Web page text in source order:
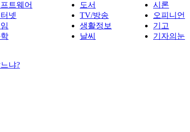
트웨어
넷
도서
TV/방송
생활정보
날씨
시론
오피니언
기고
기자의눈
냐?